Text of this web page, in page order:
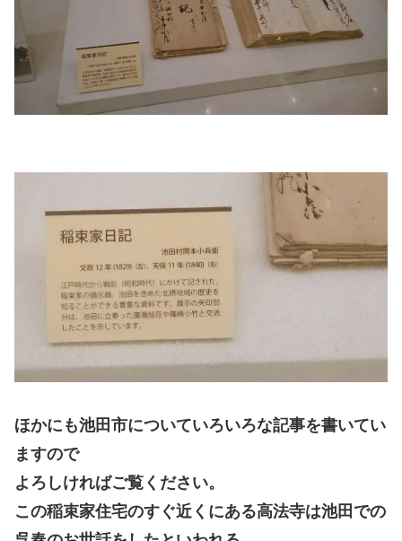
ほかにも池田市についていろいろな記事を書いてい
ますので
よろしければご覧ください。
この稲束家住宅のすぐ近くにある高法寺は池田での